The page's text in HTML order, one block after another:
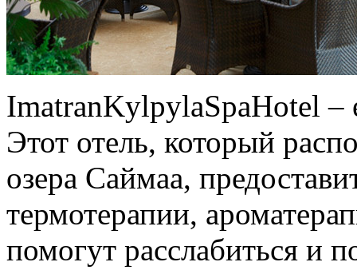
ImatranKylpylaSpaHotel –
Этот отель, который
озера Саймаа,
термотерапии,
помогут расслабиться и